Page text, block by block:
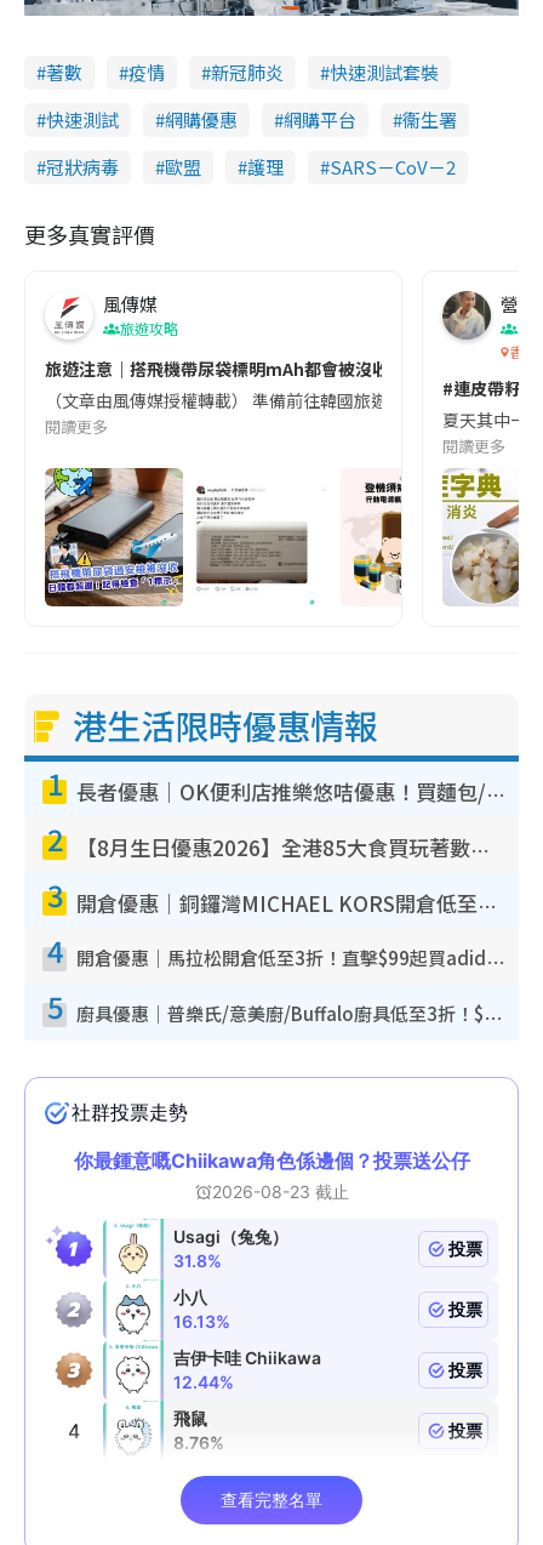
著數 疫情 新冠肺炎
快速測試套裝
快速測試
網購優惠 網購平台
衞生署
冠狀病毒
歐盟 護理 SARS－CoV－2
更多真實評價
風傳媒
旅遊攻略
旅遊注意｜搭飛機帶尿袋標明mAh都會被沒收😱出發前切記檢查
（文章由風傳媒授權轉載） 準備前往韓國旅遊的民眾，近期要
閱讀更多
營養
香港
#連皮帶籽
夏天其中一
閱讀更多
港生活限時優惠情報
1 長者優惠｜OK便利店推樂悠咭優惠！買麵包/牛奶/保健品拍卡即減
2 【8月生日優惠2026】全港85大食買玩著數攻略 自助餐/火鍋放題同行免費＋誠品/DONKI送現金券
3 開倉優惠｜銅鑼灣MICHAEL KORS開倉低至17折！直擊$500起買手袋/銀包/鞋款 必買經典Jet Set系列
4 開倉優惠｜馬拉松開倉低至3折！直擊$99起買adidas／New Balance／Puma鞋款 STANLEY保溫杯劈價至$119起
5 廚具優惠｜普樂氏/意美廚/Buffalo廚具低至3折！$89起買煎鍋／炒鑊／個人鍋 同場小家電激減至$99起